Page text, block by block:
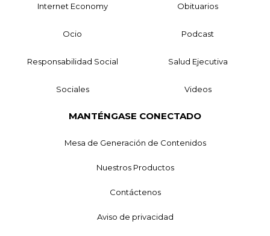
Internet Economy Obituarios
Ocio Podcast
Responsabilidad Social Salud Ejecutiva
Sociales Videos
MANTÉNGASE CONECTADO
Mesa de Generación de Contenidos
Nuestros Productos
Contáctenos
Aviso de privacidad